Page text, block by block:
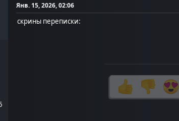
Янв. 15, 2026, 02:06
скрины переписки: